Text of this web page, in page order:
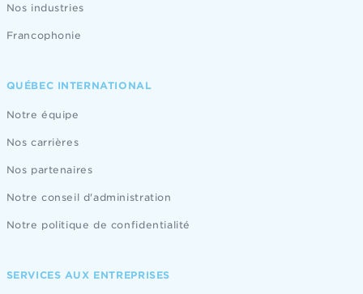
Nos industries
Francophonie
QUÉBEC INTERNATIONAL
Notre équipe
Nos carrières
Nos partenaires
Notre conseil d'administration
Notre politique de confidentialité
SERVICES AUX ENTREPRISES